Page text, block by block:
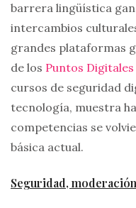
barrera lingüística
intercambios
grandes plataformas
de los Puntos
cursos de seguridad
tecnología, muestra
competencias se
básica actual.
Seguridad,